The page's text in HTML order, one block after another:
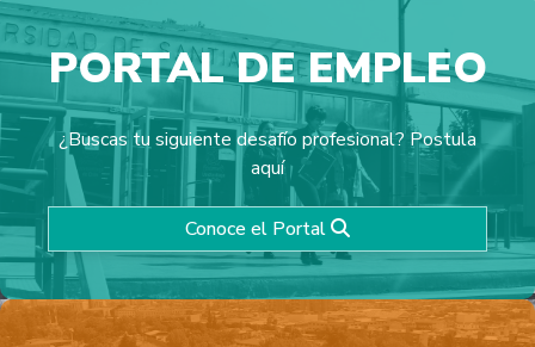
Fundación Networking
Organización digital, sin fines de lucro que promueve la
Empleabilidad para tod@s.
PORTAL DE EMPLEO
¿Buscas tu siguiente desafío profesional? Postula
aquí
Conoce el Portal